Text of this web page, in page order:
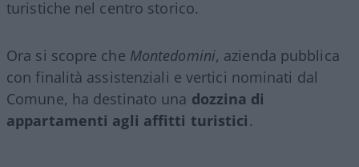
turistiche nel centro storico.
Ora si scopre che Montedomini, azienda pubblica
con finalità assistenziali e vertici nominati dal
Comune, ha destinato una dozzina di
appartamenti agli affitti turistici.